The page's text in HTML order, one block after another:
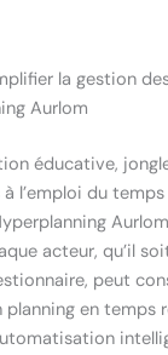
la gestion
Aurlom
éducative,
l’emploi du
acteur, qu’il
peut
en temps